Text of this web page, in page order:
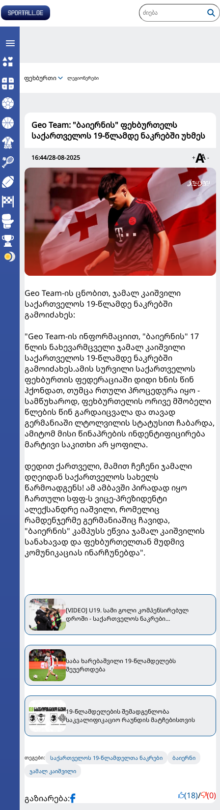
ფეხბურთი ლეგიონერები
Geo Team: "ბაიერნის" ფეხბურთელს
საქართველოს 19-წლამდე ნაკრებში უხმეს
16:44/28-08-2025 + -
Geo Team-ის ცნობით, ჯამალ კაიშვილი
საქართველოს 19-წლამდე ნაკრებში
გამოიძახეს:
"Geo Team-ის ინფორმაციით, "ბაიერნის" 17
წლის ნახევარმცველი ჯამალ კაიშვილი
საქართველოს 19-წლამდე ნაკრებში
გამოიძახეს.ამის სურვილი საქართველოს
ფეხბურთის ფედერაციაში დიდი ხნის წინ
ჰქონდათ, თუმცა რთული პროცედურა იყო -
სამწუხაროდ, ფეხბურთელის ორივე მშობელი
წლების წინ გარდაიცვალა და თავად
გერმანიაში ლტოლვილის სტატუსით ჩაბარდა,
ამიტომ მისი წინაპრების ინდენტიფიცირება
მარტივი საკითხი არ ყოფილა.
დედით ქართველი, მამით ჩეჩენი ჯამალი
დღეიდან საქართველოს სახელს
წარმოადგენს! ამ ამბავში პირადად იყო
ჩართული სფფ-ს ვიცე-პრეზიდენტი
ალექსანდრე იაშვილი, რომელიც
რამდენჯერმე გერმანიაშიც ჩავიდა,
"ბაიერნის" კამპუსს ეწვია ჯამალ კაიშვილის
სანახავად და ფეხბურთელთან მუდმივ
კომუნიკაციას ინარჩუნებდა".
[VIDEO] U19. სამი გოლი კომპენსირებულ
დროში - საქართველოს ნაკრები
საბა ხარებაშვილი 19-წლამდელებს
შეუერთდება
19-წლამდელების შემადგენლობა
საკვალიფიკაციო რაუნდის მატჩებისთვის
თეგები: საქართველოს 19-წლამდელთა ნაკრები
ბაიერნი
ჯამალ კაიშვილი
გაზიარება: (18)/ (0)